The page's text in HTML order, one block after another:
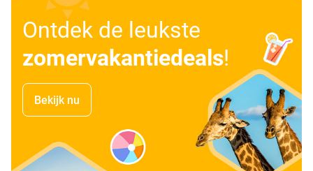
Ontdek de leukste
zomervakantiedeals!
Bekijk nu